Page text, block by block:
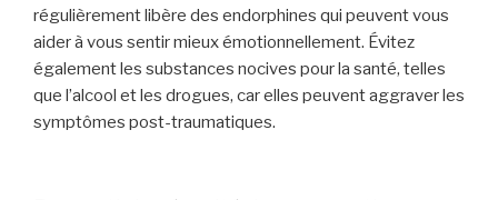
régulièrement libère des endorphines qui peuvent vous
aider à vous sentir mieux émotionnellement. Évitez
également les substances nocives pour la santé, telles
que l’alcool et les drogues, car elles peuvent aggraver les
symptômes post-traumatiques.